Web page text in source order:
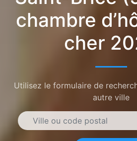
chambre
cher
Utilisez le formulaire de
autre ville